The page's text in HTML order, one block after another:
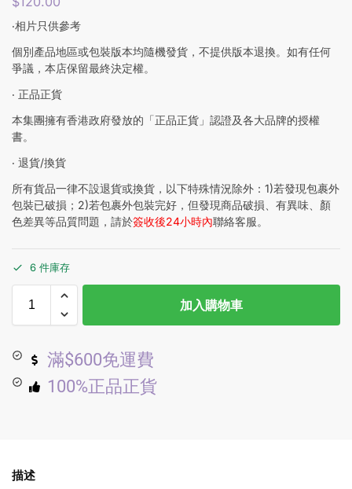
‧相片只供參考
個別產品地區或包裝版本均隨機發貨，不提供版本退換。如有任何
爭議，本店保留最終決定權。
‧ 正品正貨
本集團擁有香港政府發放的「正品正貨」認證及各大品牌的授權
書。
‧ 退貨/換貨
所有貨品一律不設退貨或換貨，以下特殊情況除外：1)若發現包裹外
包裝已破損；2)若包裹外包裝完好，但發現商品破損、有異味、顏
色差異等品質問題，請於簽收後24小時內聯絡客服。
6 件庫存
加入購物車
滿$600免運費
100%正品正貨
描述